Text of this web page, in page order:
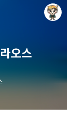
오스
Story